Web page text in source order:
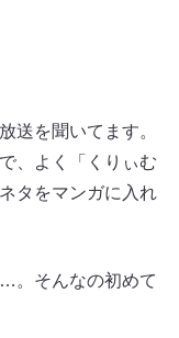
送を聞いてます。
、よく「くりぃむ
タをマンガに入れ
。そんなの初めて